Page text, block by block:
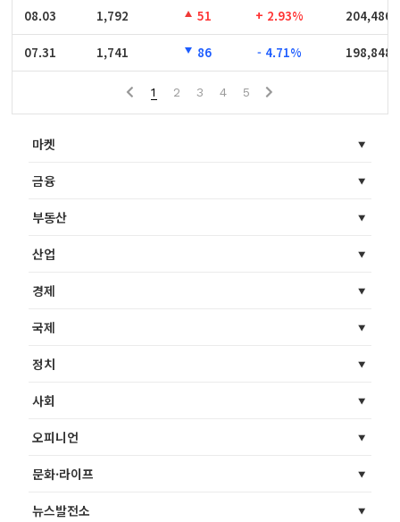
08.03
07.31
08.03 1,792 51 + 2.93% 204,486
07.31 1,741 86 - 4.71% 198,848
1 2 3 4 5
마켓
금융
부동산
산업
경제
국제
정치
사회
오피니언
문화·라이프
뉴스발전소